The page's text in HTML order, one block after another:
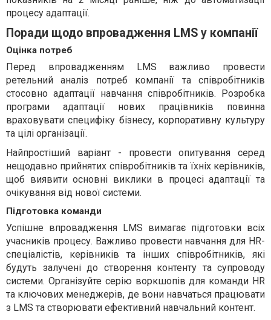
процесу адаптації.
Поради щодо впровадження LMS у компанії
Оцінка потреб
Перед впровадженням LMS важливо провести
ретельний аналіз потреб компанії та співробітників
стосовно адаптації навчання співробітників. Розробка
програми адаптації нових працівників повинна
враховувати специфіку бізнесу, корпоративну культуру
та цілі організації.
Найпростіший варіант - провести опитування серед
нещодавно прийнятих співробітників та їхніх керівників,
щоб виявити основні виклики в процесі адаптації та
очікування від нової системи.
Підготовка команди
Успішне впровадження LMS вимагає підготовки всіх
учасників процесу. Важливо провести навчання для HR-
спеціалістів, керівників та інших співробітників, які
будуть залучені до створення контенту та супроводу
системи. Організуйте серію воркшопів для команди HR
та ключових менеджерів, де вони навчаться працювати
з LMS та створювати ефективний навчальний контент.